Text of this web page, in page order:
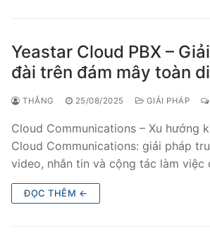
Yeastar Cloud PBX –
đài trên đám mây toàn
THẮNG 25/08/2025 GIẢI PHÁP
Cloud Communications – Xu hướng
Cloud Communications: giải pháp
video, nhắn tin và cộng tác làm việc
ĐỌC THÊM ←